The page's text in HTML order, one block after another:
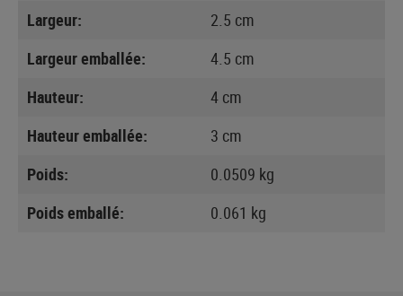
Largeur:
2.5 cm
Largeur emballée:
4.5 cm
Hauteur:
4 cm
Hauteur emballée:
3 cm
Poids:
0.0509 kg
Poids emballé:
0.061 kg